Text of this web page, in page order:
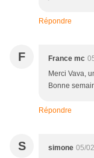
Répondre
F France mc
Merci Vava,
Bonne
Répondre
S simone 05/